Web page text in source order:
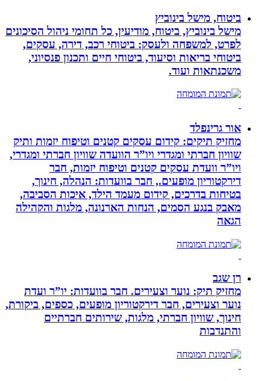
ביטוח, מישל בינוביץ
מישל בינוביץ, ביטוח, מודיעין, כל תחומי ניהול הסיכונים
לפרט, למשפחה ולעסק: ביטוחי רכב, דירה, עסקים,
ביטוחי בריאות וסיעוד, ביטוחי חיים ותכנון פנסיוני,
משכנתאות ועוד.
אור גרינפלד
מחזיק תיקים: קידום עסקים קטנים וטיפוח יזמות ותיק
שוויון חברתי ומגדרי ויו”ר הוועדה שוויון חברתי ומגדרי,
ויו”ר וועדת עסקים קטנים וטיפוח יזמות, חבר
דירקטוריון מופעים., חבר בוועדות: הנהלה, חינוך,
בטיחות בדרכים, קידום מעמד הילד, איכות הסביבה,
מאבק בנגע הסמים, הנחות הארנונה, מלגות והקהילה
רן שגב
מחזיק תיק: נוער וצעירים. חבר בוועדות: יו”ר ועדת
נוער וצעירים, חבר דירקטוריון מופעים, כספים, ביקורת,
חינוך, שוויון חברתי, מלגות, שירותים חברתיים
והתנדבות